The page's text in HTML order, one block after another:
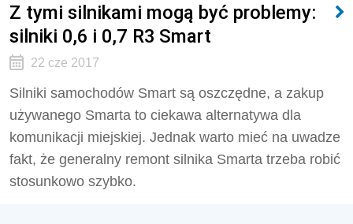
Z tymi silnikami mogą być problemy:
silniki 0,6 i 0,7 R3 Smart
22 cze 2017
Silniki samochodów Smart są oszczędne, a zakup
używanego Smarta to ciekawa alternatywa dla
komunikacji miejskiej. Jednak warto mieć na uwadze
fakt, że generalny remont silnika Smarta trzeba robić
stosunkowo szybko.